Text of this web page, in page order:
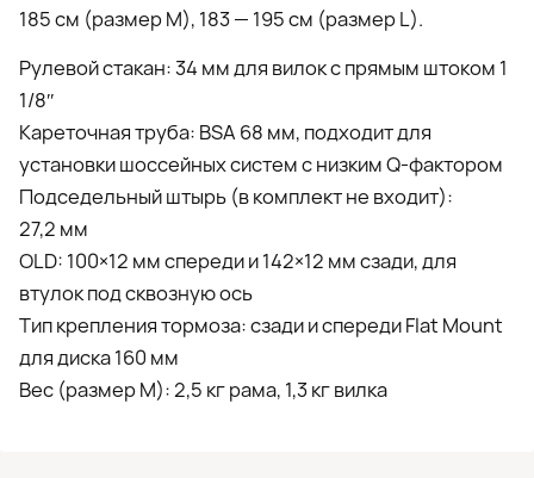
185 см (размер M), 183 — 195 см (размер L).
Рулевой стакан: 34 мм для вилок с прямым штоком 1
1/8″
Кареточная труба: BSA 68 мм, подходит для
установки шоссейных систем с низким Q-фактором
Подседельный штырь (в комплект не входит):
27,2 мм
OLD: 100×12 мм спереди и 142×12 мм сзади, для
втулок под сквозную ось
Тип крепления тормоза: сзади и спереди Flat Mount
для диска 160 мм
Вес (размер М): 2,5 кг рама, 1,3 кг вилка